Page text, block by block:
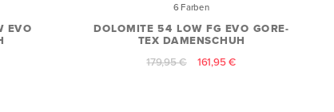
EVO
6 Farben
DOLOMITE 54 LOW FG EVO GORE-
TEX DAMENSCHUH
179,95 €
161,95 €